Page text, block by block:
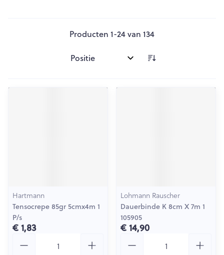
Producten 1-24van 134
Sorteer op:
Hartmann
Tensocrepe 85gr 5cmx4m 1
P/s
€ 1,83
Lohmann Rauscher
Dauerbinde K 8cm X 7m 1
105905
€ 14,90